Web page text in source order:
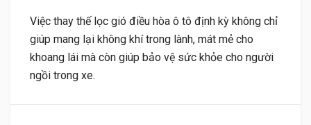
Việc thay thế lọc gió điều hòa ô tô định kỳ không chỉ
giúp mang lại không khí trong lành, mát mẻ cho
khoang lái mà còn giúp bảo vệ sức khỏe cho người
ngồi trong xe.